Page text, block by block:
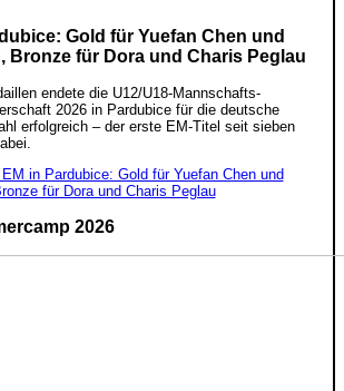
Gold für Yuefan Chen und
Bronze für Dora und Charis Peglau
endete die U12/U18-Mannschafts-
2026 in Pardubice für die deutsche
erfolgreich – der erste EM-Titel seit sieben
in Pardubice: Gold für Yuefan Chen und
für Dora und Charis Peglau
2026